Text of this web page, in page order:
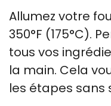
Allumez votre
350°F (175°C).
tous vos
la main. Cela
les étapes sans